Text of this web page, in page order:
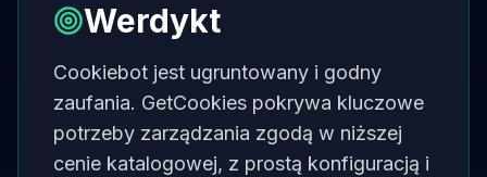
Werdykt
Cookiebot jest ugruntowany i godny
zaufania. GetCookies pokrywa kluczowe
potrzeby zarządzania zgodą w niższej
cenie katalogowej, z prostą konfiguracją i